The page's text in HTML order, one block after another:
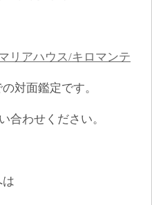
リアハウス/キロマンテ
対面鑑定です。
合わせください。